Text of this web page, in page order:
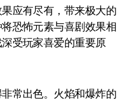
应有尽有，带来极大的
恐怖元素与喜剧效果相
受玩家喜爱的重要原
常出色。火焰和爆炸的